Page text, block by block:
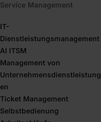
Service Management
IT-
Dienstleistungsmanagement
AI ITSM
Management von
Unternehmensdienstleistung
en
Ticket Management
Selbstbedienung